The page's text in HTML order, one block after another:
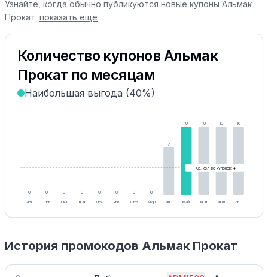
Узнайте, когда обычно публикуются новые купоны Альмак
Прокат. показать ещё
Количество купонов Альмак
Прокат по месяцам
Наибольшая выгода (40%)
0
авг
0
сен
0
окт
0
ноя
0
дек
0
янв
0
фев
0
мар
7
апр
10
май
10
июн
10
июл
10
авг
Ср. кол-во купонов: 4
История промокодов Альмак Прокат